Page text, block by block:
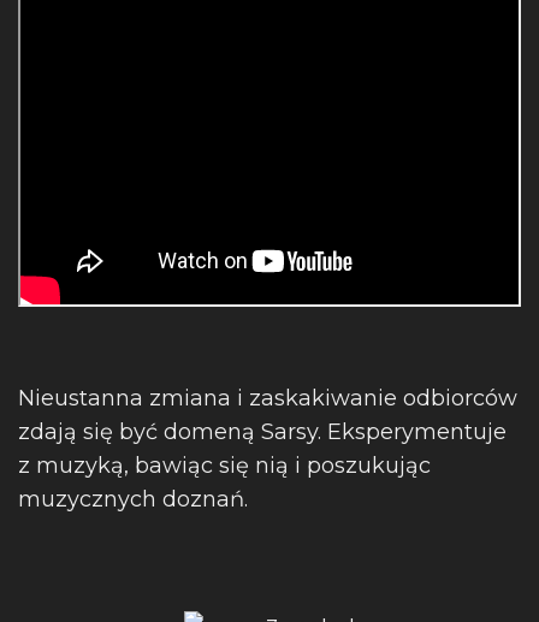
Nieustanna zmiana i zaskakiwanie odbiorców
zdają się być domeną Sarsy. Eksperymentuje
z muzyką, bawiąc się nią i poszukując
muzycznych doznań.